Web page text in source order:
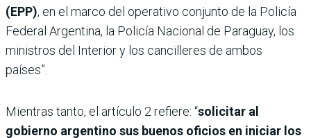
(EPP), en el marco del operativo conjunto de la Policía
Federal Argentina, la Policía Nacional de Paraguay, los
ministros del Interior y los cancilleres de ambos
países”.
Mientras tanto, el artículo 2 refiere: “solicitar al
gobierno argentino sus buenos oficios en iniciar los